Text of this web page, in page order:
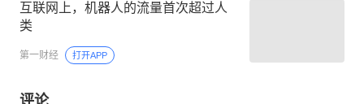
互联网上，机器人的流量首次超过人
类
第一财经 打开APP
评论